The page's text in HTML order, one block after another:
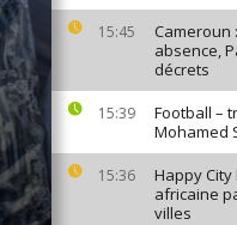
15:45
Cameroun
absence,
décrets
15:39
Football –
Mohamed
15:36
Happy City
africaine
villes